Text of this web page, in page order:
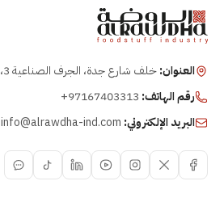
العنوان:خلف شارع جدة، الجرف الصناعية 3، عجمان، الإمارات
رقم الهاتف: +97167403313
البريد الإلكتروني: info@alrawdha-ind.com